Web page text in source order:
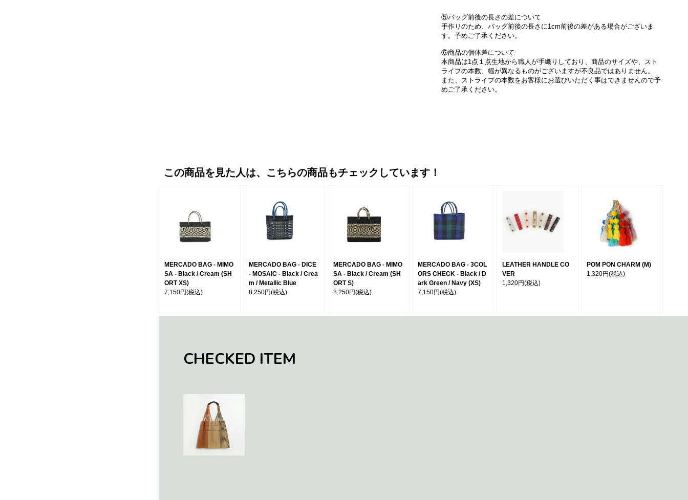
⑤バッグ前後の長さの差について
手作りのため、バッグ前後の長さに1cm前後の差がある場合がございま
す。予めご了承ください。
⑥商品の個体差について
本商品は1点１点生地から職人が手織りしており、商品のサイズや、スト
ライプの本数、幅が異なるものがございますが不良品ではありません。
また、ストライプの本数をお客様にお選びいただく事はできませんので予
めご了承ください。
この商品を見た人は、こちらの商品もチェックしています！
MERCADO BAG - MIMO
SA - Black / Cream (SH
ORT XS)
7,150円(税込)
MERCADO BAG - DICE
- MOSAIC - Black / Crea
m / Metallic Blue
8,250円(税込)
MERCADO BAG - MIMO
SA - Black / Cream (SH
ORT S)
8,250円(税込)
MERCADO BAG - 3COL
ORS CHECK - Black / D
ark Green / Navy (XS)
7,150円(税込)
LEATHER HANDLE CO
VER
1,320円(税込)
POM PON CHARM (M)
1,320円(税込)
CHECKED ITEM